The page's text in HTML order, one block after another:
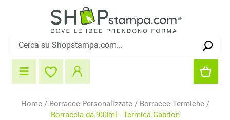
Home/ Borracce Personalizzate/ Borracce Termiche/
Borraccia da 900ml - Termica Gabrion